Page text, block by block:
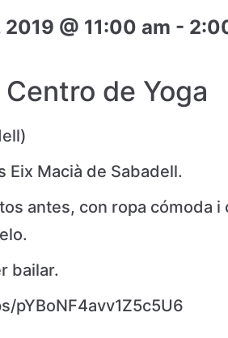
@ 11:00 am -
Centro de Yoga
Eix Macià de Sabadell.
antes, con ropa cómoda
bailar.
pYBoNF4avv1Z5c5U6